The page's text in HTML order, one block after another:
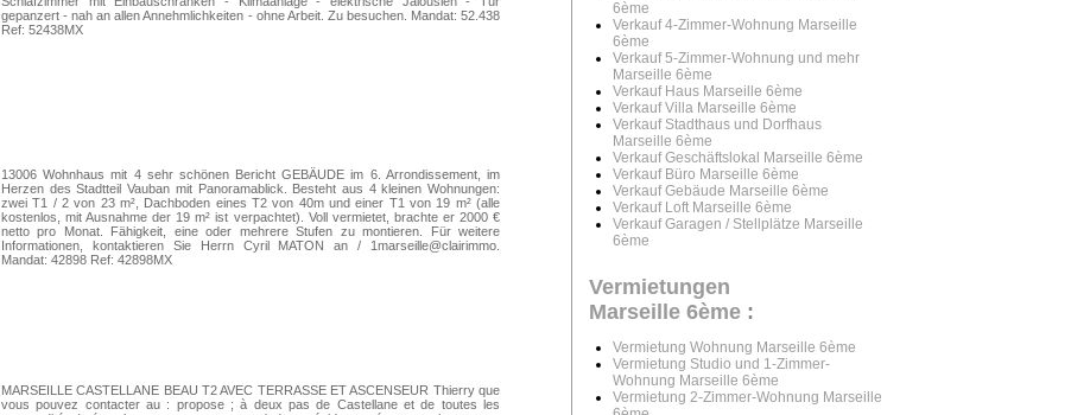
gepanzert - nah an allen Annehmlichkeiten - ohne Arbeit. Zu besuchen. Mandat: 52.438
Ref: 52438MX
13006 Wohnhaus mit 4 sehr schönen Bericht GEBÄUDE im 6. Arrondissement, im
Herzen des Stadtteil Vauban mit Panoramablick. Besteht aus 4 kleinen Wohnungen:
zwei T1 / 2 von 23 m², Dachboden eines T2 von 40m und einer T1 von 19 m² (alle
kostenlos, mit Ausnahme der 19 m² ist verpachtet). Voll vermietet, brachte er 2000 €
netto pro Monat. Fähigkeit, eine oder mehrere Stufen zu montieren. Für weitere
Informationen, kontaktieren Sie Herrn Cyril MATON an / 1marseille@clairimmo.
Mandat: 42898 Ref: 42898MX
MARSEILLE CASTELLANE BEAU T2 AVEC TERRASSE ET ASCENSEUR Thierry que
vous pouvez contacter au : propose ; à deux pas de Castellane et de toutes les
6ème
Verkauf 4-Zimmer-Wohnung Marseille
6ème
Verkauf 5-Zimmer-Wohnung und mehr
Marseille 6ème
Verkauf Haus Marseille 6ème
Verkauf Villa Marseille 6ème
Verkauf Stadthaus und Dorfhaus
Marseille 6ème
Verkauf Geschäftslokal Marseille 6ème
Verkauf Büro Marseille 6ème
Verkauf Gebäude Marseille 6ème
Verkauf Loft Marseille 6ème
Verkauf Garagen / Stellplätze Marseille
6ème
Vermietungen
Marseille 6ème :
Vermietung Wohnung Marseille 6ème
Vermietung Studio und 1-Zimmer-
Wohnung Marseille 6ème
Vermietung 2-Zimmer-Wohnung Marseille